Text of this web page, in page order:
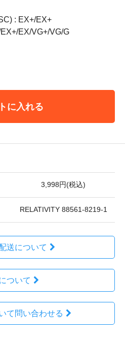
: EX+/EX+
EX/VG+/VG/G
に入れる
3,998円(税込)
RELATIVITY 88561-8219-1
送について
ついて
て問い合わせる